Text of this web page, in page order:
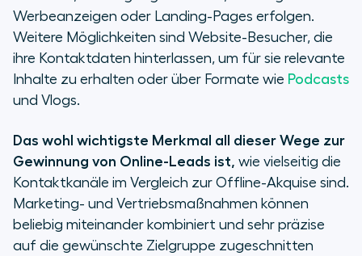
Werbeanzeigen oder Landing-Pages erfolgen.
Weitere Möglichkeiten sind Website-Besucher, die
ihre Kontaktdaten hinterlassen, um für sie relevante
Inhalte zu erhalten oder über Formate wie Podcasts
und Vlogs.
Das wohl wichtigste Merkmal all dieser Wege zur
Gewinnung von Online-Leads ist, wie vielseitig die
Kontaktkanäle im Vergleich zur Offline-Akquise sind.
Marketing- und Vertriebsmaßnahmen können
beliebig miteinander kombiniert und sehr präzise
auf die gewünschte Zielgruppe zugeschnitten